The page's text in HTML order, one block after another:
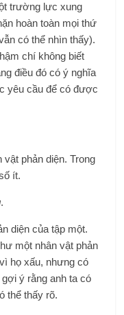
trường lực xung
hoàn toàn mọi thứ
có thể nhìn thấy).
chí không biết
điều đó có ý nghĩa
yêu cầu để có được
phản diện. Trong
ít.
.
diện của tập một.
một nhân vật phản
họ xấu, nhưng có
ý rằng anh ta có
thể thấy rõ.